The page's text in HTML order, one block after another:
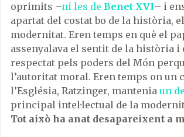
oprimits –ni les de Benet XVI– i
apartat del costat bo de la història,
modernitat. Eren temps en què el
assenyalava el sentit de la història i
respectat pels poders del Món
l’autoritat moral. Eren temps on un
l’Església, Ratzinger, mantenia un
principal intel·lectual de la
Tot això ha anat desapareixent a